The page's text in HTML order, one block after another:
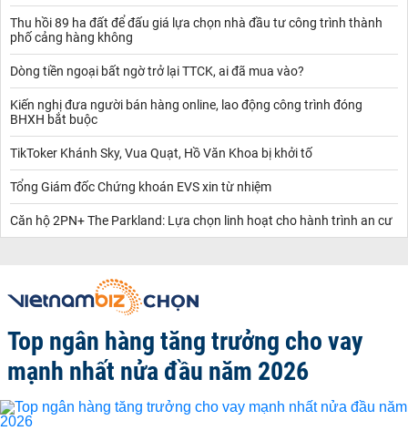
(-3.8%), Vietcombank-VCB (-2.1%) và BIDV-BID (-1.7%) có ảnh
hưởng tiêu cực nhất. Nhóm Dầu khí cũng cùng tình trạng khi các
cổ phiếu lớn trong ngành là PV Gas-GAS (-1.7%) và Petrolimex-
PLX (-1.7%)
Bản tin chứng khoán doanh nghiệp ngày hôm nay
tức chứng khoán doanh nghiệp mới nhất trong ngày.
Diễn biến thị trường chứng khoán doanh nghiệp 24h qua.
Xem thêm:Thị trường chứng khoán hôm nay
Thu hồi 89 ha đất để đấu giá lựa chọn nhà đầu tư công trình thành
phố cảng hàng không
Dòng tiền ngoại bất ngờ trở lại TTCK, ai đã mua vào?
Kiến nghị đưa người bán hàng online, lao động công trình đóng
BHXH bắt buộc
TikToker Khánh Sky, Vua Quạt, Hồ Văn Khoa bị khởi tố
Tổng Giám đốc Chứng khoán EVS xin từ nhiệm
Căn hộ 2PN+ The Parkland: Lựa chọn linh hoạt cho hành trình an cư
Top ngân hàng tăng trưởng cho vay
mạnh nhất nửa đầu năm 2026